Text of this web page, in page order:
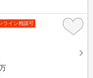
ライン相談可